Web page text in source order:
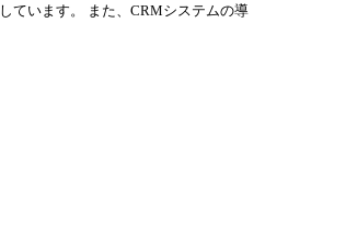
ています。 また、CRMシステムの導